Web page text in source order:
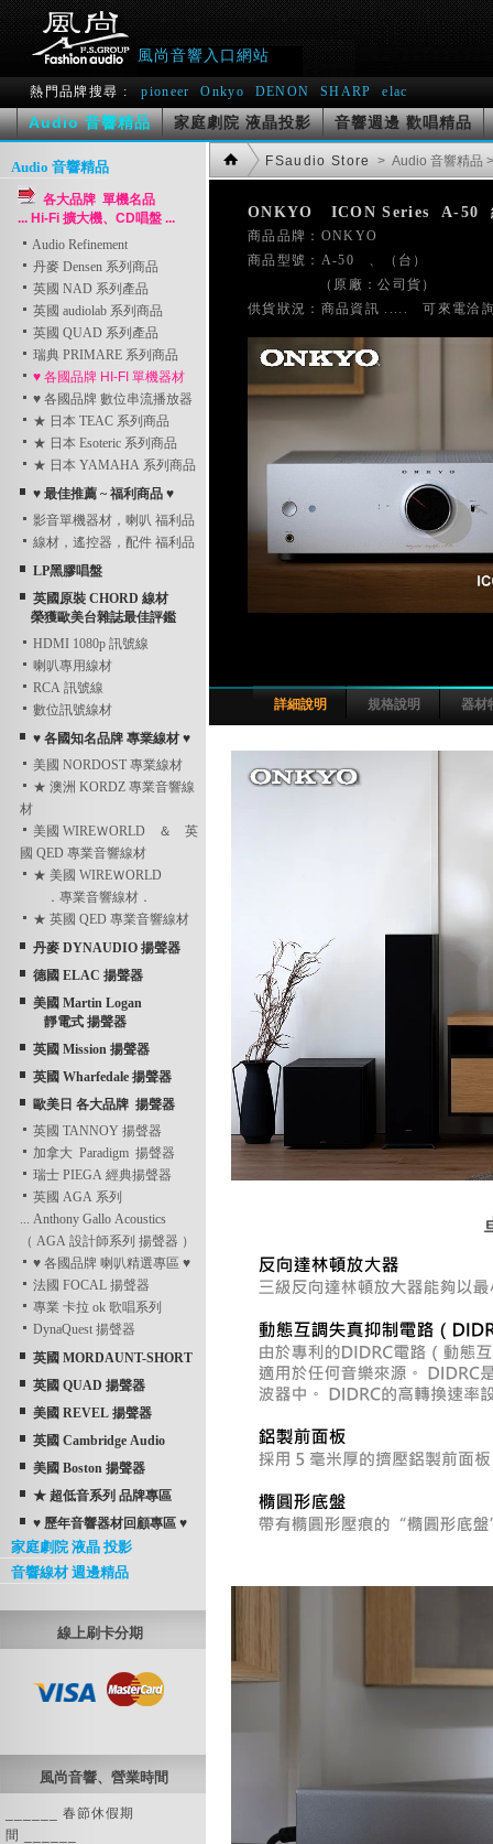
風尚音響入口網站
熱門品牌搜尋 : pioneer Onkyo DENON SHARP elac
Audio 音響精品 家庭劇院 液晶投影 音響週邊 歡唱精品
Audio 音響精品
各大品牌 單機名品
... Hi-Fi 擴大機、CD唱盤 ...
Audio Refinement
丹麥 Densen 系列商品
英國 NAD 系列產品
英國 audiolab 系列商品
英國 QUAD 系列產品
瑞典 PRIMARE 系列商品
♥ 各國品牌 HI-FI 單機器材
♥ 各國品牌 數位串流播放器
★ 日本 TEAC 系列商品
★ 日本 Esoteric 系列商品
★ 日本 YAMAHA 系列商品
♥ 最佳推薦 ~ 福利商品 ♥
影音單機器材，喇叭 福利品
線材，遙控器，配件 福利品
LP黑膠唱盤
英國原裝 CHORD 線材
榮獲歐美台雜誌最佳評鑑
HDMI 1080p 訊號線
喇叭專用線材
RCA 訊號線
數位訊號線材
♥ 各國知名品牌 專業線材 ♥
美國 NORDOST 專業線材
★ 澳洲 KORDZ 專業音響線
材
美國 WIREＷORLD ＆ 英
國 QED 專業音響線材
★ 美國 WIREＷORLD
．專業音響線材．
★ 英國 QED 專業音響線材
丹麥 DYNAUDIO 揚聲器
德國 ELAC 揚聲器
美國 Martin Logan
靜電式 揚聲器
英國 Mission 揚聲器
英國 Wharfedale 揚聲器
歐美日 各大品牌 揚聲器
英國 TANNOY 揚聲器
加拿大 Paradigm 揚聲器
瑞士 PIEGA 經典揚聲器
英國 AGA 系列
... Anthony Gallo Acoustics
（ AGA 設計師系列 揚聲器 ）
♥ 各國品牌 喇叭精選專區 ♥
法國 FOCAL 揚聲器
專業 卡拉 ok 歌唱系列
DynaQuest 揚聲器
英國 MORDAUNT-SHORT
英國 QUAD 揚聲器
美國 REVEL 揚聲器
英國 Cambridge Audio
美國 Boston 揚聲器
★ 超低音系列 品牌專區
♥ 歷年音響器材回顧專區 ♥
家庭劇院 液晶 投影
音響線材 週邊精品
線上刷卡分期
風尚音響、營業時間
______ 春節休假期
間 ______
FSaudio Store > Audio 音響精品>
ONKYO   ICON Series  A-50
商品品牌：ONKYO
商品型號：A-50　、（台）
（原廠：公司貨）
詳細說明 規格說明 器材